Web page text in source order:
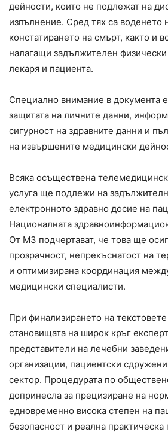
дейности, които не подлежат на
изпълнение. Сред тях са воденето
констатирането на смърт, както и
налагащи задължителен
лекаря и пациента.
Специално внимание в документа
защитата на личните данни,
сигурност на здравните данни и
на извършените медицински
Всяка осъществена
услуга ще подлежи на
електронното здравно досие на
Националната
От МЗ подчертават, че това ще
прозрачност, непрекъснатост на
и оптимизирана координация
медицински специалисти.
При финализирането на
становищата на широк кръг
представители на лечебни
организации, пациентски
сектор. Процедурата по
допринесла за прецизиране на
едновременно висока степен на
безопасност и реална